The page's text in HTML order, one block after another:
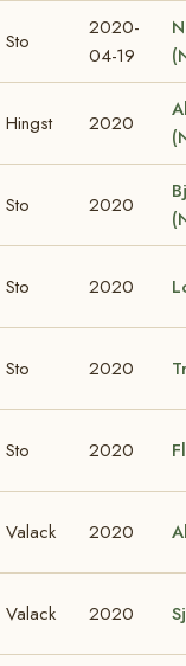
Sto
2020-
04-19
Hingst 2020
Sto 2020
Sto 2020
Sto 2020
Sto 2020
Valack 2020
Valack 2020